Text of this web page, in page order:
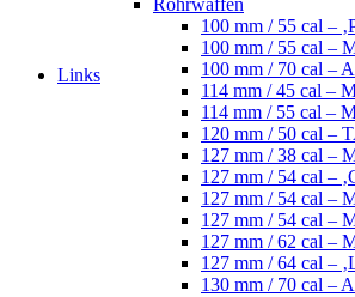
Links
Rohrwaffen
100 mm / 55 cal –
100 mm / 55 cal –
100 mm / 70 cal –
114 mm / 45 cal –
114 mm / 55 cal –
120 mm / 50 cal –
127 mm / 38 cal –
127 mm / 54 cal –
127 mm / 54 cal –
127 mm / 54 cal –
127 mm / 62 cal –
127 mm / 64 cal –
130 mm / 70 cal –